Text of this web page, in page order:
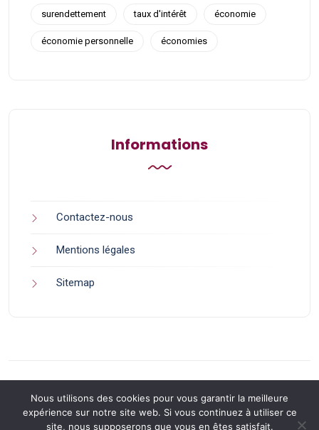
surendettement taux d'intérêt économie
économie personnelle économies
Informations
Contactez-nous
Mentions légales
Sitemap
Nous utilisons des cookies pour vous garantir la meilleure
expérience sur notre site web. Si vous continuez à utiliser ce
site, nous supposerons que vous en êtes satisfait.